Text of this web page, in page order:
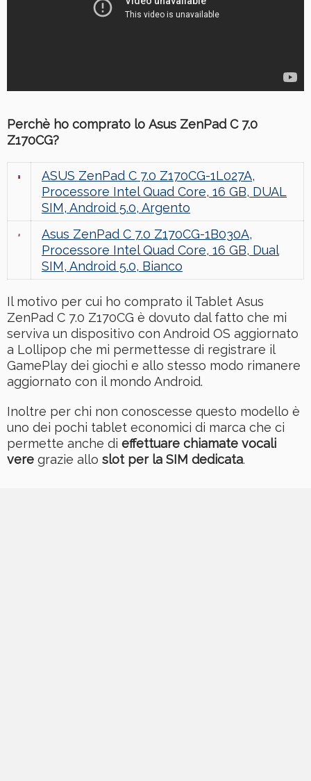
Perchè ho comprato lo Asus ZenPad C 7.0
Z170CG?
ASUS ZenPad C 7.0 Z170CG-1L027A,
Processore Intel Quad Core, 16 GB, DUAL
SIM, Android 5.0, Argento
Asus ZenPad C 7.0 Z170CG-1B030A,
Processore Intel Quad Core, 16 GB, Dual
SIM, Android 5.0, Bianco
Il motivo per cui ho comprato il Tablet Asus
ZenPad C 7.0 Z170CG è dovuto dal fatto che mi
serviva un dispositivo con Android OS aggiornato
a Lollipop che mi permettesse di registrare il
GamePlay dei giochi e allo stesso modo rimanere
aggiornato con il mondo Android.
Inoltre per chi non conoscesse questo modello è
uno dei pochi tablet economici di marca che ci
permette anche di effettuare chiamate vocali
vere grazie allo slot per la SIM dedicata.